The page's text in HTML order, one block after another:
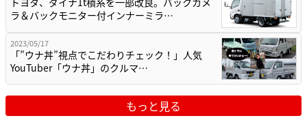
ラ＆バックモニター付インナーミラ…
2023/05/17
「”ウナ丼”視点でこだわりチェック！」人気
YouTuber「ウナ丼」のクルマ…
もっと見る